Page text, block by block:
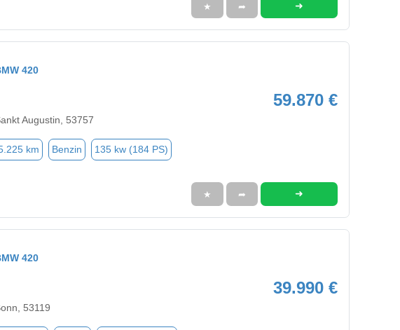
★ ➦ ➜
420
59.870 €
Augustin, 53757
km Benzin 135 kw (184 PS)
★ ➦ ➜
420
39.990 €
53119